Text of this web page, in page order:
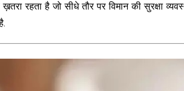
रहता है जो सीधे तौर पर विमान की